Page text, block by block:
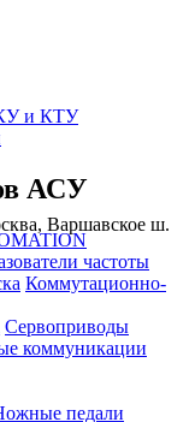
Варшавское ш.
и КТУ
АСУ
частоты
Коммутационно-
Сервоприводы
коммуникации
педали